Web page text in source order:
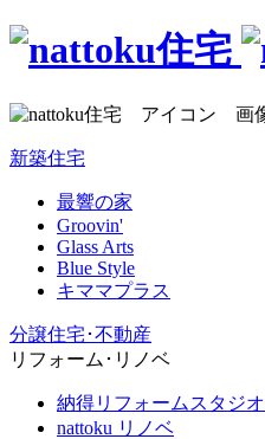
新築住宅
最響の家
Groovin'
Glass Arts
Blue Style
キママプラス
分譲住宅･不動産
リフォーム･リノベ
納得リフォームスタジオ
nattoku リノベ